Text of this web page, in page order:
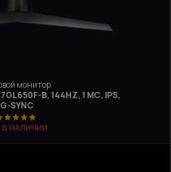
монитор
B, 144HZ, 1 МС, IPS,
G-SYNC
В НАЛИЧИИ